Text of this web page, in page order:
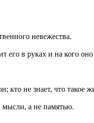
невежества.
его в руках и на кого
кто не знает, что такое
мысли, а не памятью.